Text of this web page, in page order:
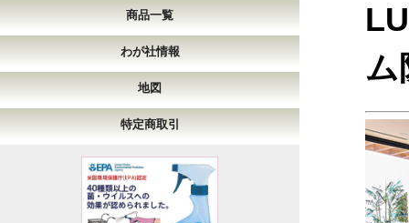
商品一覧
わが社情報
地図
特定商取引
ム